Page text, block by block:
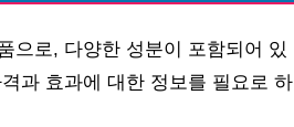
으로, 다양한 성분이 포함되어 있
과 효과에 대한 정보를 필요로 하